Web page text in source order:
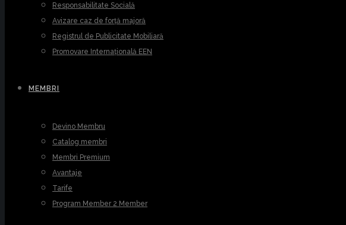
Responsabilitate Socială
Avizare caz de forță majoră
Registrul de Publicitate Mobiliară
Promovare Internațională EEN
MEMBRI
Devino Membru
Catalog membri
Membri Premium
Avantaje
Tarife
Program Member 2 Member